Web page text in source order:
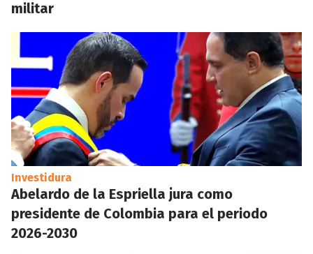
militar
Investidura
Abelardo de la Espriella jura como
presidente de Colombia para el periodo
2026-2030